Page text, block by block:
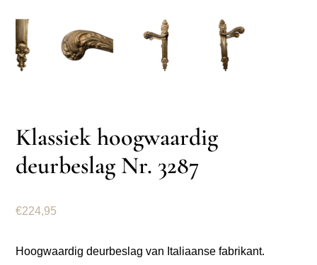
Klassiek hoogwaardig
deurbeslag Nr. 3287
€224,95
Hoogwaardig deurbeslag van Italiaanse fabrikant.